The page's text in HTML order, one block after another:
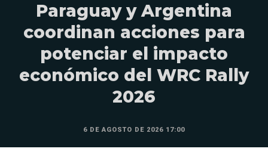
Paraguay y Argentina
coordinan acciones para
potenciar el impacto
económico del WRC Rally
2026
6 DE AGOSTO DE 2026 17:00